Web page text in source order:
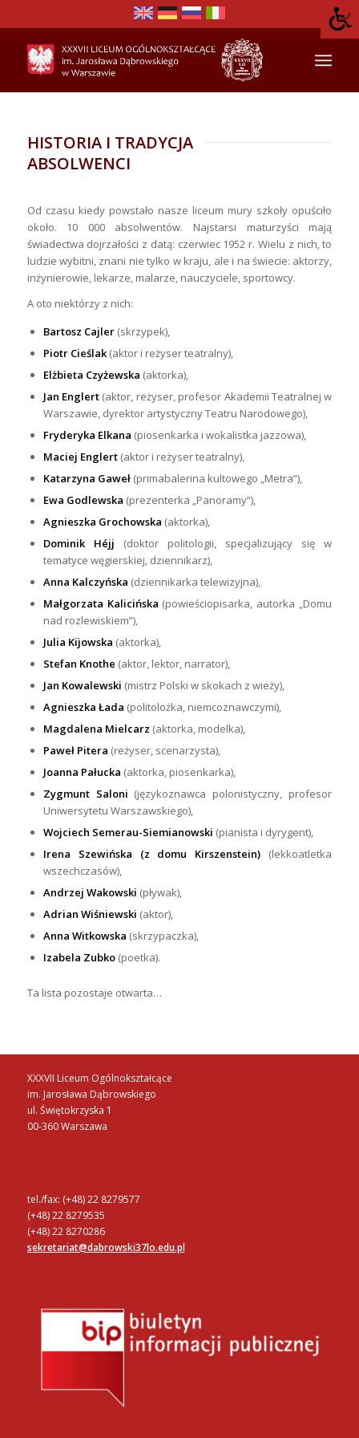
HISTORIA I TRADYCJA
ABSOLWENCI
Od czasu kiedy powstało nasze liceum mury szkoły opuściło
około. 10 000 absolwentów. Najstarsi maturzyści mają
świadectwa dojrzałości z datą: czerwiec 1952 r. Wielu z nich, to
ludzie wybitni, znani nie tylko w kraju, ale i na świecie: aktorzy,
inżynierowie, lekarze, malarze, nauczyciele, sportowcy.
A oto niektórzy z nich:
Bartosz Cajler(skrzypek),
Piotr Cieślak(aktor i reżyser teatralny),
Elżbieta Czyżewska (aktorka),
Jan Englert (aktor, reżyser, profesor Akademii Teatralnej w
Warszawie, dyrektor artystyczny Teatru Narodowego),
Fryderyka Elkana (piosenkarka i wokalistka jazzowa),
Maciej Englert(aktor i reżyser teatralny),
Katarzyna Gaweł(primabalerina kultowego „Metra”),
Ewa Godlewska (prezenterka „Panoramy”),
Agnieszka Grochowska (aktorka),
Dominik Héjj (doktor politologii, specjalizujący się w
tematyce węgierskiej, dziennikarz),
Anna Kalczyńska (dziennikarka telewizyjna),
Małgorzata Kalicińska (powieściopisarka, autorka „Domu
nad rozlewiskiem”),
Julia Kijowska (aktorka),
Stefan Knothe (aktor, lektor, narrator),
Jan Kowalewski (mistrz Polski w skokach z wieży),
Agnieszka Łada (politolożka, niemcoznawczymi),
Magdalena Mielcarz (aktorka, modelka),
Paweł Pitera (reżyser, scenarzysta),
Joanna Pałucka (aktorka, piosenkarka),
Zygmunt Saloni (językoznawca polonistyczny, profesor
Uniwersytetu Warszawskiego),
Wojciech Semerau-Siemianowski (pianista i dyrygent),
Irena Szewińska (z domu Kirszenstein) (lekkoatletka
wszechczasów),
Andrzej Wakowski (pływak),
Adrian Wiśniewski (aktor),
Anna Witkowska (skrzypaczka),
Izabela Zubko(poetka).
Ta lista pozostaje otwarta…
XXXVII Liceum Ogólnokształcące
im. Jarosława Dąbrowskiego
ul. Świętokrzyska 1
00-360 Warszawa
tel./fax: (+48) 22 8279577
(+48) 22 8279535
(+48) 22 8270286
sekretariat@dabrowski37lo.edu.pl